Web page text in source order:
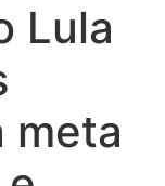
Lula
meta